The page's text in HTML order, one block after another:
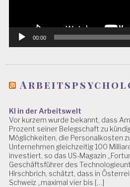
O
L
B
O
G
B
E
L
A
S
T
00:00
KI in der Arbeitswelt
Vor kurzem wurde bekannt, dass
Prozent seiner Belegschaft zu
Möglichkeiten, die Personalkosten
Unternehmen gleichzeitig 100
investiert, so das US-Magazin
Geschäftsführer des
Hirschbrich, schätzt, dass in
Schweiz „maximal vier bis […]